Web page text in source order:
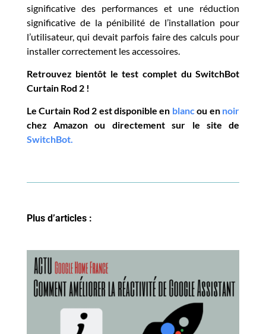
significative des performances et une réduction
significative de la pénibilité de l’installation pour
l’utilisateur, qui devait parfois faire des calculs pour
installer correctement les accessoires.
Retrouvez bientôt le test complet du SwitchBot
Curtain Rod 2 !
Le Curtain Rod 2 est disponible en blanc ou en noir
chez Amazon ou directement sur le site de
SwitchBot.
Plus d’articles :